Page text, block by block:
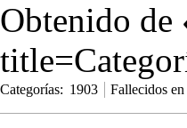
Obtenido de
Categorías: 1903 Fallecidos